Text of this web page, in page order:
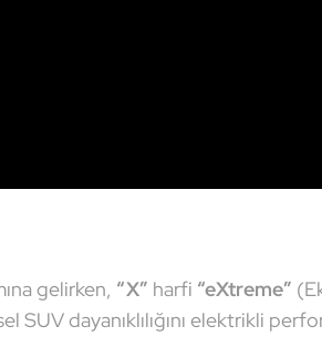
gelirken, “X” harfi “eXtreme”
dayanıklılığını elektrikli